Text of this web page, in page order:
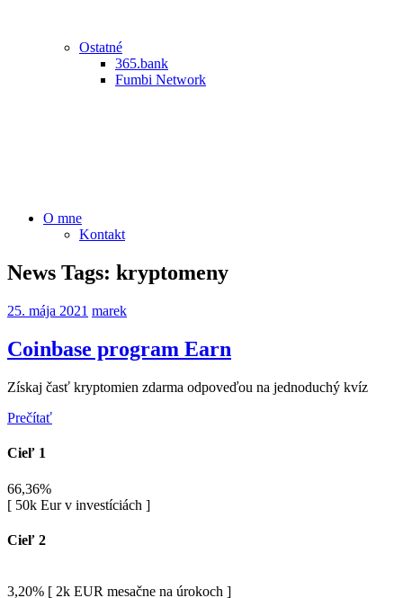
Ostatné
365.bank
Fumbi Network
O mne
Kontakt
News Tags: kryptomeny
25. mája 2021 marek
Coinbase program Earn
Získaj časť kryptomien zdarma odpoveďou na jednoduchý kvíz
Prečítať
Cieľ 1
66,36%
[ 50k Eur v investíciách ]
Cieľ 2
3,20% [ 2k EUR mesačne na úrokoch ]